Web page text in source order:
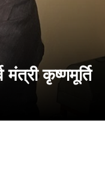
कृष्णमूर्ति